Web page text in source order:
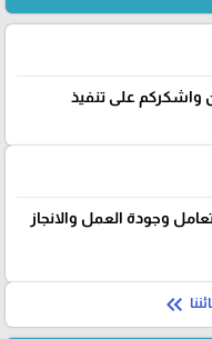
واشكركم على تنفيذ
وجودة العمل والانجاز
keyboard_double_arrow_left